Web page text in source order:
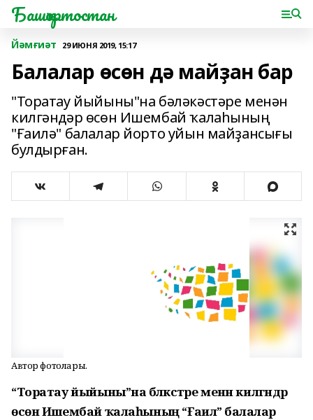
Башҡортостан
Йәмғиәт 29 ИЮНЯ 2019, 15:17
Балалар өсөн дә майҙан бар
"Торатау йыйыны"на бәләкәстәре менән
килгәндәр өсөн Ишембай ҡалаһының
"Ғаилә" балалар йорто уйын майҙансығы
булдырған.
Автор фотолары.
“Торатау йыйыны”на бәләкәстәре менән килгәндәр
өсөн Ишембай ҡалаһының “Ғаилә” балалар